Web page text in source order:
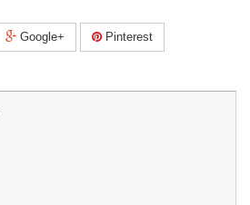
Google+ Pinterest